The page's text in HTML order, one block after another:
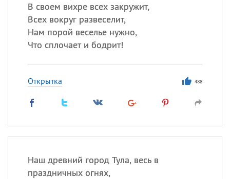
В своем вихре всех закружит,
Всех вокруг развеселит,
Нам порой веселье нужно,
Что сплочает и бодрит!
Открытка 488
Наш древний город Тула, весь в
праздничных огнях,